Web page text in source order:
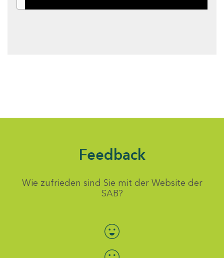
Feedback
Wie zufrieden sind Sie mit der Website der
SAB?
Bewertung auswählen